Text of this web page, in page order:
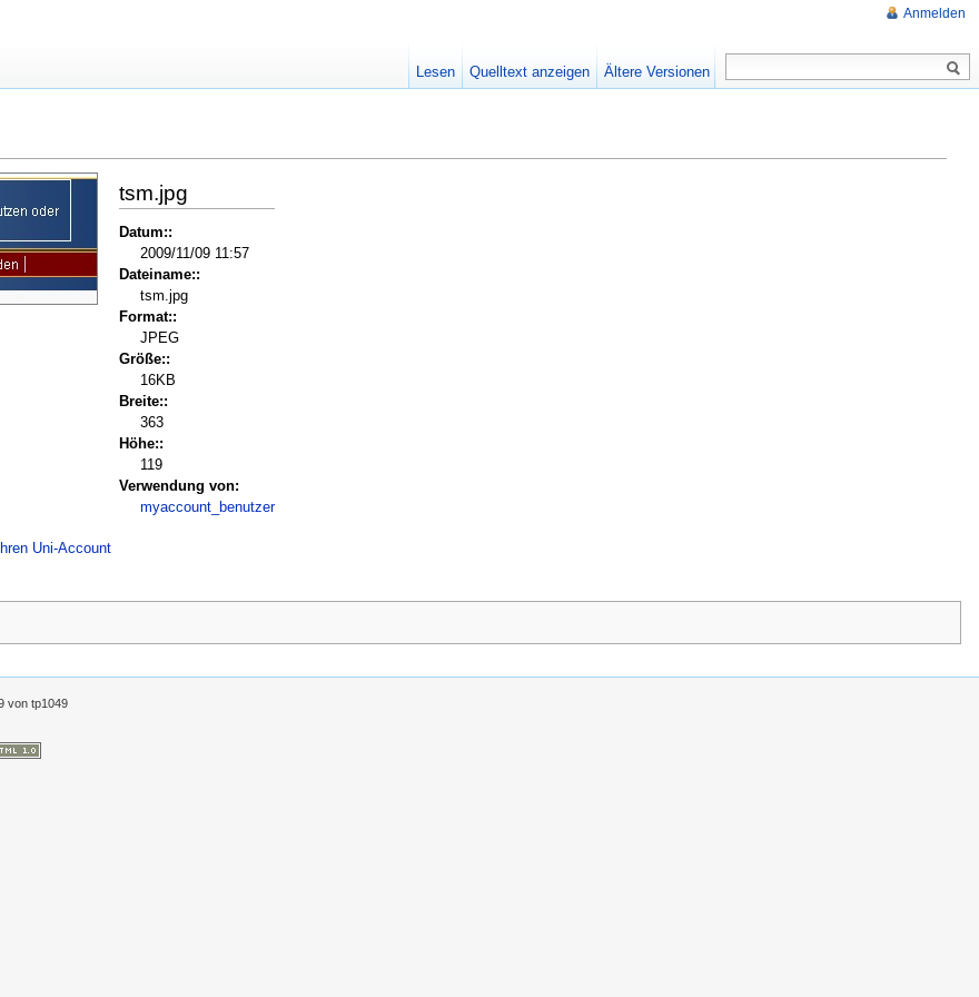
tsm.jpg
Datum::
2009/11/09 11:57
Dateiname::
tsm.jpg
Format::
JPEG
Größe::
16KB
Breite::
363
Höhe::
119
Verwendung von:
myaccount_benutzer
Uni-Account
Anmelden
Lesen Quelltext anzeigen Ältere Versionen
von tp1049